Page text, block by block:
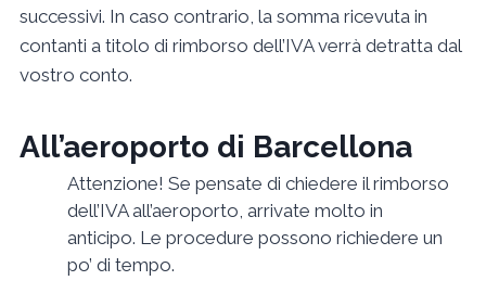
successivi. In caso contrario, la somma ricevuta in
contanti a titolo di rimborso dell’IVA verrà detratta dal
vostro conto.
All’aeroporto di Barcellona
Attenzione! Se pensate di chiedere il rimborso
dell’IVA all’aeroporto, arrivate molto in
anticipo. Le procedure possono richiedere un
po’ di tempo.